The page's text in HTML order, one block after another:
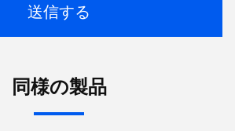
送信する
同様の製品